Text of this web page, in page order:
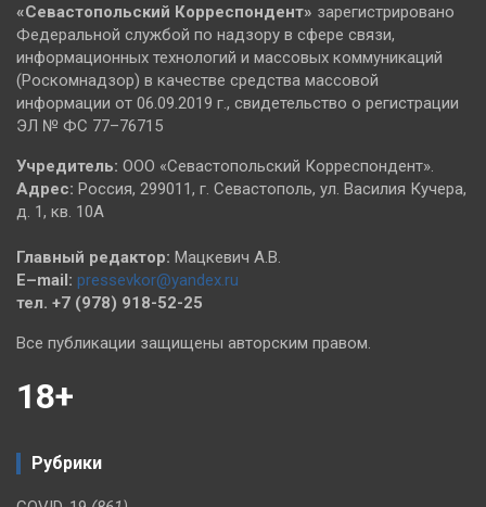
«Севастопольский Корреспондент» зарегистрировано
Федеральной службой по надзору в сфере связи,
информационных технологий и массовых коммуникаций
(Роскомнадзор) в качестве средства массовой
информации от 06.09.2019 г., свидетельство о регистрации
ЭЛ № ФС 77–76715
Учредитель: ООО «Севастопольский Корреспондент».
Адрес: Россия, 299011, г. Севастополь, ул. Василия Кучера,
д. 1, кв. 10А
Главный редактор: Мацкевич А.В.
E–mail: pressevkor@yandex.ru
тел. +7 (978) 918-52-25
Все публикации защищены авторским правом.
18+
Рубрики